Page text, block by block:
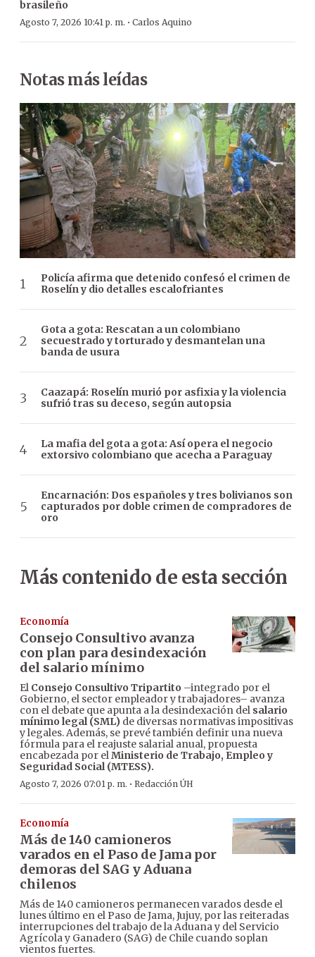
brasileño
Agosto 7, 2026 10:41 p. m. · Carlos Aquino
Notas más leídas
Policía afirma que detenido confesó el crimen de
Roselín y dio detalles escalofriantes
Gota a gota: Rescatan a un colombiano
secuestrado y torturado y desmantelan una
banda de usura
Caazapá: Roselín murió por asfixia y la violencia
sufrió tras su deceso, según autopsia
La mafia del gota a gota: Así opera el negocio
extorsivo colombiano que acecha a Paraguay
Encarnación: Dos españoles y tres bolivianos son
capturados por doble crimen de compradores de
oro
Más contenido de esta sección
Economía
Consejo Consultivo avanza
con plan para desindexación
del salario mínimo
El Consejo Consultivo Tripartito –integrado por el
Gobierno, el sector empleador y trabajadores– avanza
con el debate que apunta a la desindexación del salario
mínimo legal (SML) de diversas normativas impositivas
y legales. Además, se prevé también definir una nueva
fórmula para el reajuste salarial anual, propuesta
encabezada por elMinisterio de Trabajo, Empleo y
Seguridad Social (MTESS).
Agosto 7, 2026 07:01 p. m. · Redacción ÚH
Economía
Más de 140 camioneros
varados en el Paso de Jama por
demoras del SAG y Aduana
chilenos
Más de 140 camioneros permanecen varados desde el
lunes último en el Paso de Jama, Jujuy, por las reiteradas
interrupciones del trabajo de la Aduana y del Servicio
Agrícola y Ganadero (SAG) de Chile cuando soplan
vientos fuertes.